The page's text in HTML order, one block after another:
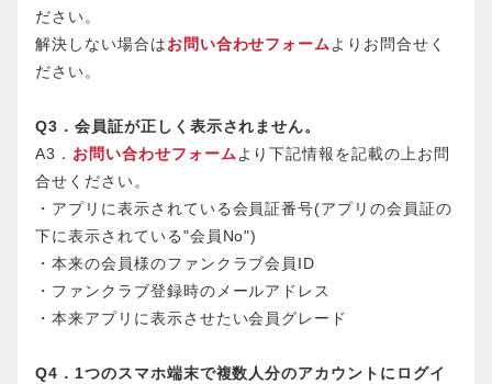
ださい。
解決しない場合はお問い合わせフォームよりお問合せく
ださい。
Q3．会員証が正しく表示されません。
A3． お問い合わせフォームより下記情報を記載の上お問
合せください。
・アプリに表示されている会員証番号(アプリの会員証の
下に表示されている"会員No")
・本来の会員様のファンクラブ会員ID
・ファンクラブ登録時のメールアドレス
・本来アプリに表示させたい会員グレード
Q4．1つのスマホ端末で複数人分のアカウントにログイ